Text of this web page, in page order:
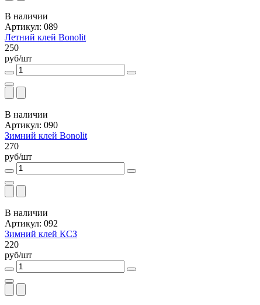
В наличии
Артикул: 089
Летний клей Bonolit
250
руб/шт
В наличии
Артикул: 090
Зимний клей Bonolit
270
руб/шт
В наличии
Артикул: 092
Зимний клей КСЗ
220
руб/шт